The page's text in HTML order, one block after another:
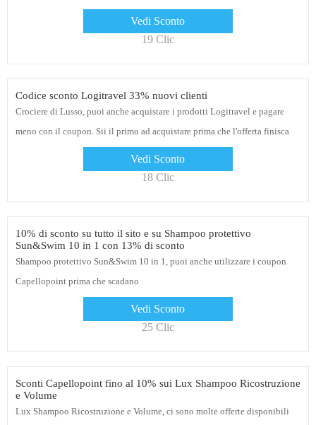
Vedi Sconto
19 Clic
Codice sconto Logitravel 33% nuovi clienti
Crociere di Lusso, puoi anche acquistare i prodotti Logitravel e pagare
meno con il coupon. Sii il primo ad acquistare prima che l'offerta finisca
Vedi Sconto
18 Clic
10% di sconto su tutto il sito e su Shampoo protettivo
Sun&Swim 10 in 1 con 13% di sconto
Shampoo protettivo Sun&Swim 10 in 1, puoi anche utilizzare i coupon
Capellopoint prima che scadano
Vedi Sconto
25 Clic
Sconti Capellopoint fino al 10% sui Lux Shampoo Ricostruzione
e Volume
Lux Shampoo Ricostruzione e Volume, ci sono molte offerte disponibili